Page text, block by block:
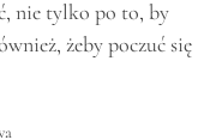
nie tylko po to, by
żeby poczuć się